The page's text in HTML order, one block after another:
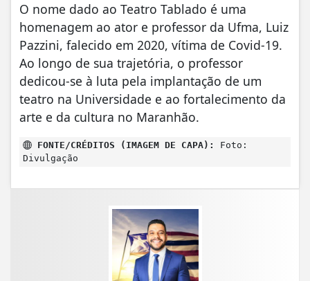
O nome dado ao Teatro Tablado é uma
homenagem ao ator e professor da Ufma, Luiz
Pazzini, falecido em 2020, vítima de Covid-19.
Ao longo de sua trajetória, o professor
dedicou-se à luta pela implantação de um
teatro na Universidade e ao fortalecimento da
arte e da cultura no Maranhão.
FONTE/CRÉDITOS (IMAGEM DE CAPA):
Foto:
Divulgação